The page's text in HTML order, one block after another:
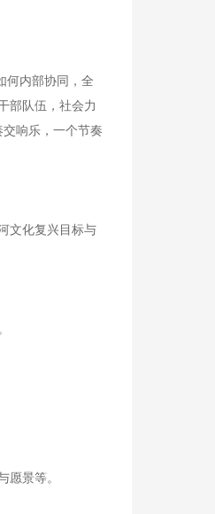
何内部协同，全
部队伍，社会力
响乐，一个节奏
文化复兴目标与
愿景等。